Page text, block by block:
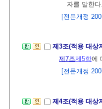
자를 말한
[전문개정
제3조(적용 대상
제7조제5항에
[전문개정
제4조(적용 대상